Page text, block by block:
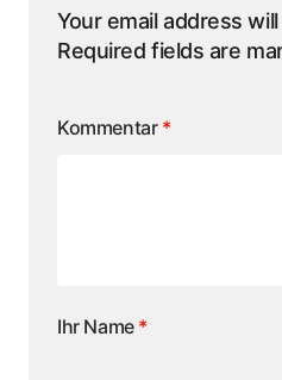
Your email address
Required fields are
Kommentar *
Ihr Name *